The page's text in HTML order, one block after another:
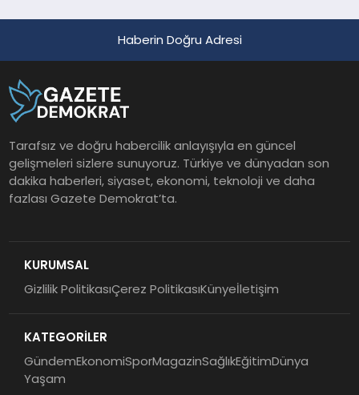
Haberin Doğru Adresi
Tarafsız ve doğru habercilik anlayışıyla en güncel
gelişmeleri sizlere sunuyoruz. Türkiye ve dünyadan son
dakika haberleri, siyaset, ekonomi, teknoloji ve daha
fazlası Gazete Demokrat’ta.
KURUMSAL
Gizlilik PolitikasıÇerez PolitikasıKünyeİletişim
KATEGORİLER
GündemEkonomiSporMagazinSağlıkEğitimDünya
Yaşam